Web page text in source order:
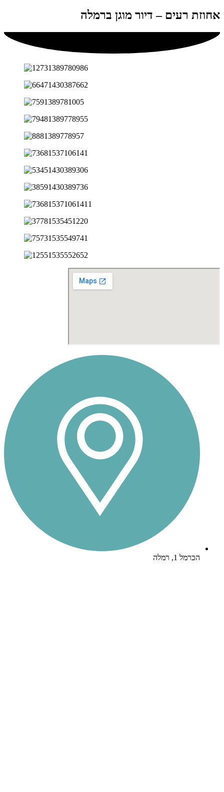
אחוזת רעים – דיור מוגן ברמלה
הכרמל 1, רמלה